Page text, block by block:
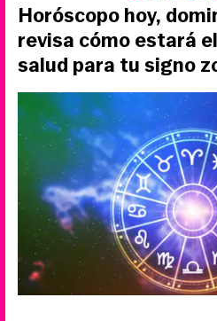
Horóscopo hoy,
revisa cómo estará
salud para tu signo